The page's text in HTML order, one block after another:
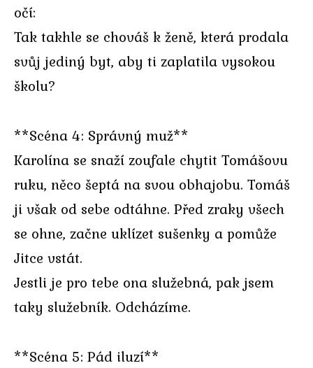
očí:
Tak takhle se chováš k ženě, která prodala
svůj jediný byt, aby ti zaplatila vysokou
školu?
**Scéna 4: Správný muž**
Karolína se snaží zoufale chytit Tomášovu
ruku, něco šeptá na svou obhajobu. Tomáš
ji však od sebe odtáhne. Před zraky všech
se ohne, začne uklízet sušenky a pomůže
Jitce vstát.
Jestli je pro tebe ona služebná, pak jsem
taky služebník. Odcházíme.
**Scéna 5: Pád iluzí**